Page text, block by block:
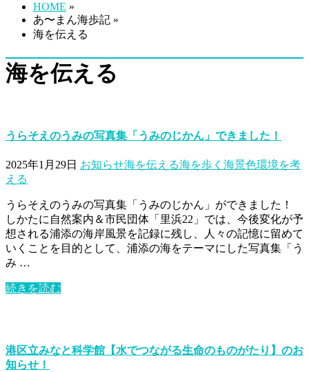
HOME »
あ〜まん海歩記 »
海を伝える
海を伝える
うらそえのうみの写真集「うみのじかん」できました！
2025年1月29日 お知らせ海を伝える海を歩く 海景色環境を考
える
うらそえのうみの写真集「うみのじかん」ができました！
しかたに自然案内＆市民団体「里浜22」では、今後変化が予
想される浦添の海岸風景を記録に残し、人々の記憶に留めて
いくことを目的として、浦添の海をテーマにした写真集「う
み …
続きを読む
港区立みなと科学館【水でつながる生命のものがたり】のお
知らせ！